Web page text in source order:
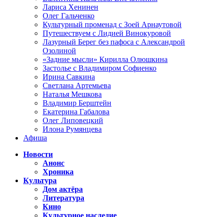
Лариса Хенинен
Олег Гальченко
Культурный променад с Зоей Арнаутовой
Путешествуем с Лидией Винокуровой
Лазурный Берег без пафоса с Александрой
Озолиной
«Задние мысли» Кирилла Олюшкина
Застолье с Владимиром Софиенко
Ирина Савкина
Светлана Артемьева
Наталья Мешкова
Владимир Берштейн
Екатерина Габалова
Олег Липовецкий
Илона Румянцева
Афиша
Новости
Анонс
Хроника
Культура
Дом актёра
Литература
Кино